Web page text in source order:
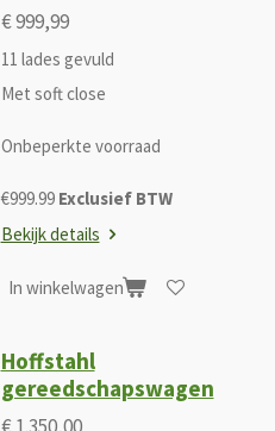
€ 999,99
11 lades gevuld
Met soft close
Onbeperkte voorraad
€999.99 Exclusief BTW
Bekijk details
In winkelwagen
Hoffstahl
gereedschapswagen
€ 1.350,00